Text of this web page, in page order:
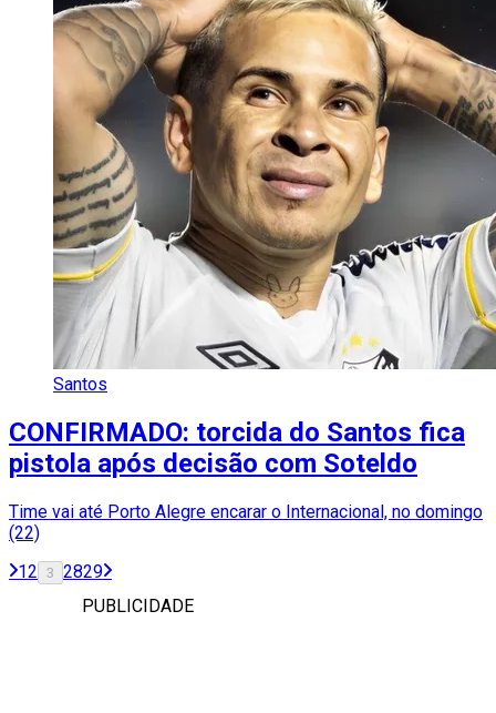
Santos
CONFIRMADO: torcida do Santos fica
pistola após decisão com Soteldo
Time vai até Porto Alegre encarar o Internacional, no domingo
(22)
12 3 2829
PUBLICIDADE